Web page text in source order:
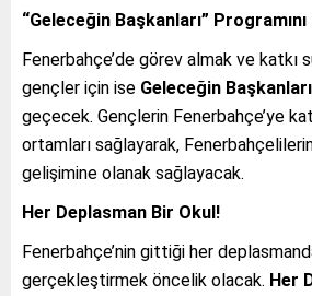
“Geleceğin Başkanları”
Fenerbahçe’de görev almak ve katkı
gençler için ise Geleceğin Başkanları
geçecek. Gençlerin Fenerbahçe’ye
ortamları sağlayarak,
gelişimine olanak sağlayacak.
Her Deplasman Bir Okul!
Fenerbahçe’nin gittiği her
gerçekleştirmek öncelik olacak. Her